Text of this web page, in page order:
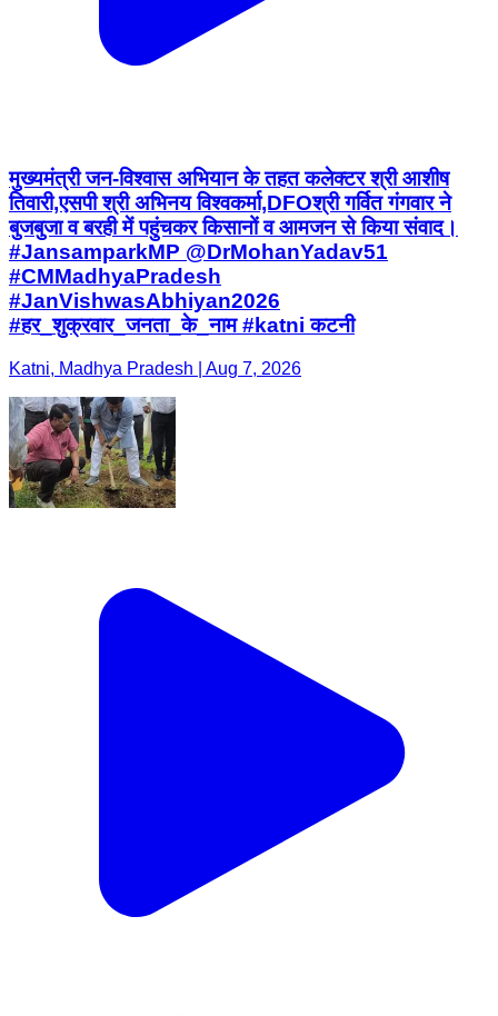
मुख्यमंत्री जन-विश्वास अभियान के तहत कलेक्टर श्री आशीष
तिवारी,एसपी श्री अभिनय विश्वकर्मा,DFOश्री गर्वित गंगवार ने
बुजबुजा व बरही में पहुंचकर किसानों व आमजन से किया संवाद।
#JansamparkMP @DrMohanYadav51
#CMMadhyaPradesh
#JanVishwasAbhiyan2026
#हर_शुक्रवार_जनता_के_नाम #katni कटनी
Katni, Madhya Pradesh | Aug 7, 2026